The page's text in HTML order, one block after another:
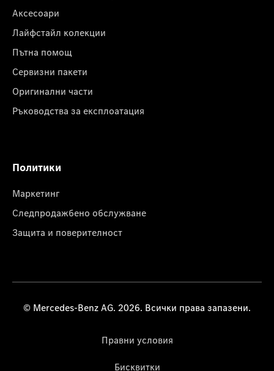
Аксесоари
Лайфстайл колекции
Пътна помощ
Сервизни пакети
Оригинални части
Ръководства за експлоатация
Политики
Маркетинг
Следпродажбено обслужване
Защита и поверителност
© Mercedes-Benz AG. 2026. Всички права запазени.
Правни условия
Бисквитки